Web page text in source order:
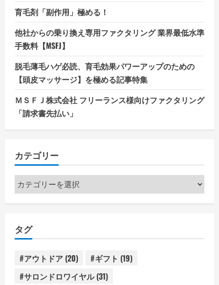
育毛剤「副作用」極める！
他社からの乗り換え専用ファクタリング 業界最低水準
手数料【MSFJ】
脱毛薄毛ハゲ必読、育毛効果パワーアップのための
【頭皮マッサージ】を極める記事特集
ＭＳＦＪ株式会社 フリーランス様向けファクタリング
「請求書先払い」
カテゴリー
カ
テ
ー
タグ
#アウトドア (20) #ギフト (19)
#サロンドロワイヤル(31)